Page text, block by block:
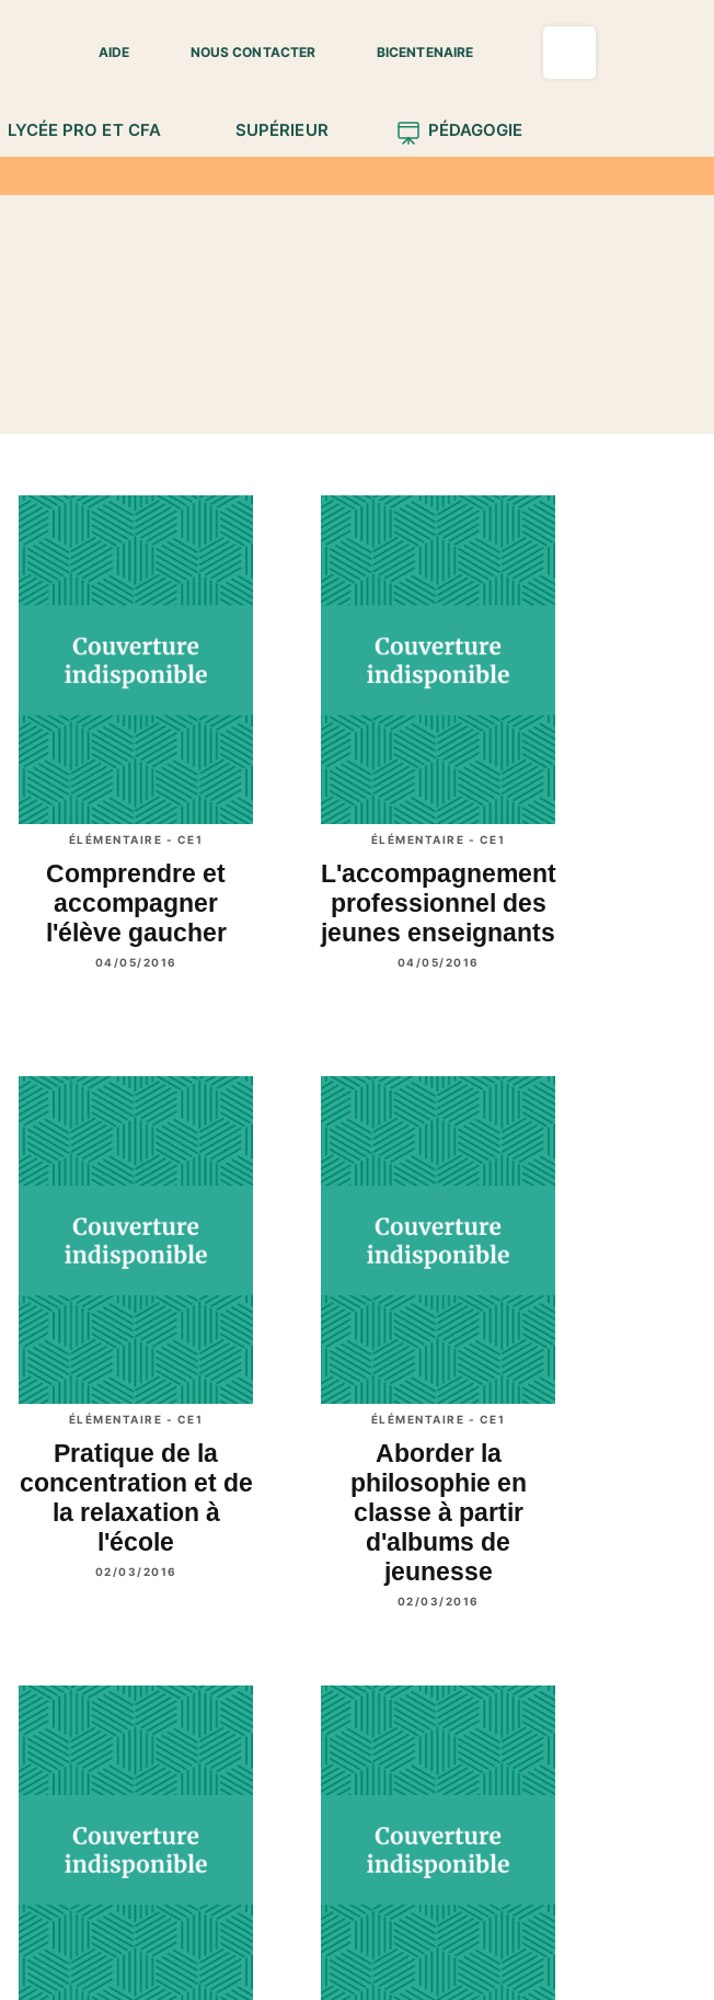
AIDE
NOUS CONTACTER BICENTENAIRE
LYCÉE PRO ET CFA SUPÉRIEUR PÉDAGOGIE
ÉLÉMENTAIRE - CE1
Comprendre et
accompagner
l'élève gaucher
04/05/2016
ÉLÉMENTAIRE - CE1
L'accompagnement
professionnel des
jeunes enseignants
04/05/2016
ÉLÉMENTAIRE - CE1
Pratique de la
concentration et de
la relaxation à
l'école
02/03/2016
ÉLÉMENTAIRE - CE1
Aborder la
philosophie en
classe à partir
d'albums de
jeunesse
02/03/2016